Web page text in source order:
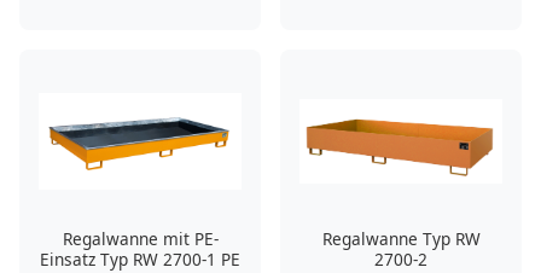
Regalwanne mit PE-
Einsatz Typ RW 2700-1 PE
Regalwanne Typ RW
2700-2